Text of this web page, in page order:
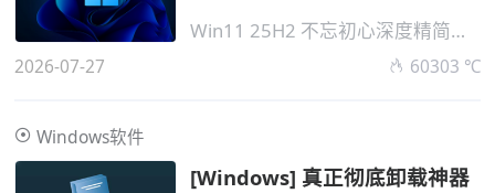
v26200.8875 无更新
Win11 25H2 不忘初心深度精简版系统
2026-07-27 60303 ℃
Windows软件
[Windows] 真正彻底卸载神器